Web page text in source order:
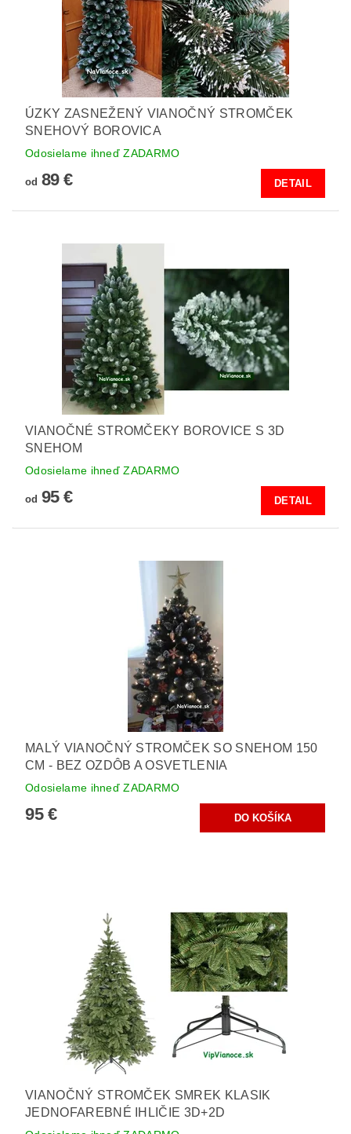
ÚZKY ZASNEŽENÝ VIANOČNÝ STROMČEK
SNEHOVÝ BOROVICA
Odosielame ihneď ZADARMO
od 89 € DETAIL
VIANOČNÉ STROMČEKY BOROVICE S 3D
SNEHOM
Odosielame ihneď ZADARMO
od 95 € DETAIL
MALÝ VIANOČNÝ STROMČEK SO SNEHOM 150
CM - BEZ OZDÔB A OSVETLENIA
Odosielame ihneď ZADARMO
95 €
VIANOČNÝ STROMČEK SMREK KLASIK
JEDNOFAREBNÉ IHLIČIE 3D+2D